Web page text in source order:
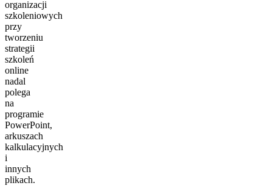
organizacji
szkoleniowych
przy
tworzeniu
strategii
szkoleń
online
nadal
polega
na
programie
PowerPoint,
arkuszach
kalkulacyjnych
i
innych
plikach.